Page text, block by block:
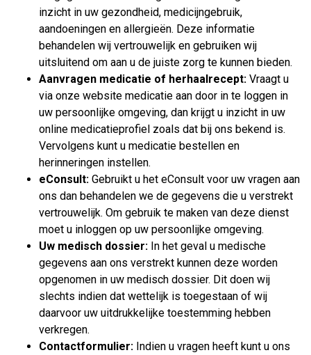
inzicht in uw gezondheid, medicijngebruik,
aandoeningen en allergieën. Deze informatie
behandelen wij vertrouwelijk en gebruiken wij
uitsluitend om aan u de juiste zorg te kunnen bieden.
Aanvragen medicatie of herhaalrecept: Vraagt u
via onze website medicatie aan door in te loggen in
uw persoonlijke omgeving, dan krijgt u inzicht in uw
online medicatieprofiel zoals dat bij ons bekend is.
Vervolgens kunt u medicatie bestellen en
herinneringen instellen.
eConsult: Gebruikt u het eConsult voor uw vragen aan
ons dan behandelen we de gegevens die u verstrekt
vertrouwelijk. Om gebruik te maken van deze dienst
moet u inloggen op uw persoonlijke omgeving.
Uw medisch dossier: In het geval u medische
gegevens aan ons verstrekt kunnen deze worden
opgenomen in uw medisch dossier. Dit doen wij
slechts indien dat wettelijk is toegestaan of wij
daarvoor uw uitdrukkelijke toestemming hebben
verkregen.
Contactformulier: Indien u vragen heeft kunt u ons